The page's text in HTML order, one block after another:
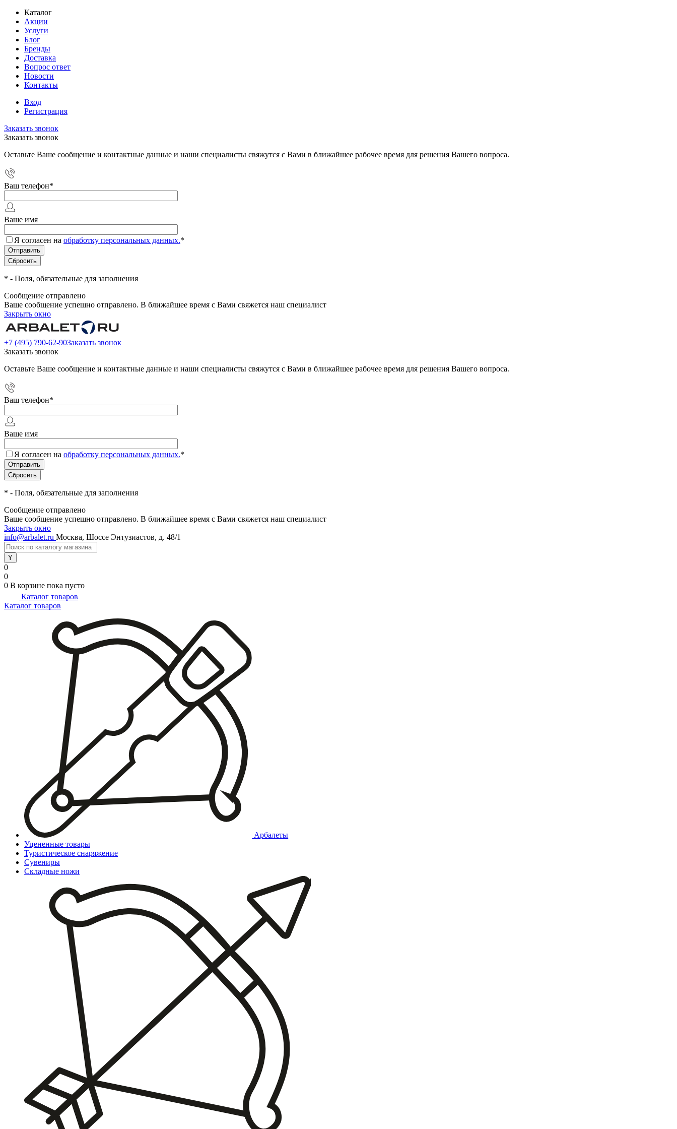
Каталог
Акции
Услуги
Блог
Бренды
Доставка
Вопрос ответ
Новости
Контакты
Вход
Регистрация
Заказать звонок
Заказать звонок
Оставьте Ваше сообщение и контактные данные и наши специалисты свяжутся с Вами в ближайшее рабочее время для решения Вашего вопроса.
Ваш телефон*
Ваше имя
Я согласен на обработку персональных данных.*
* - Поля, обязательные для заполнения
Сообщение отправлено
Ваше сообщение успешно отправлено. В ближайшее время с Вами свяжется наш специалист
Закрыть окно
+7 (495) 790-62-90Заказать звонок
Заказать звонок
Оставьте Ваше сообщение и контактные данные и наши специалисты свяжутся с Вами в ближайшее рабочее время для решения Вашего вопроса.
Ваш телефон*
Ваше имя
Я согласен на обработку персональных данных.*
* - Поля, обязательные для заполнения
Сообщение отправлено
Ваше сообщение успешно отправлено. В ближайшее время с Вами свяжется наш специалист
Закрыть окно
info@arbalet.ru Москва, Шоссе Энтузиастов, д. 48/1
0
0
0 В корзине пока пусто
Каталог товаров
Каталог товаров
Арбалеты
Уцененные товары
Туристическое снаряжение
Сувениры
Складные ножи